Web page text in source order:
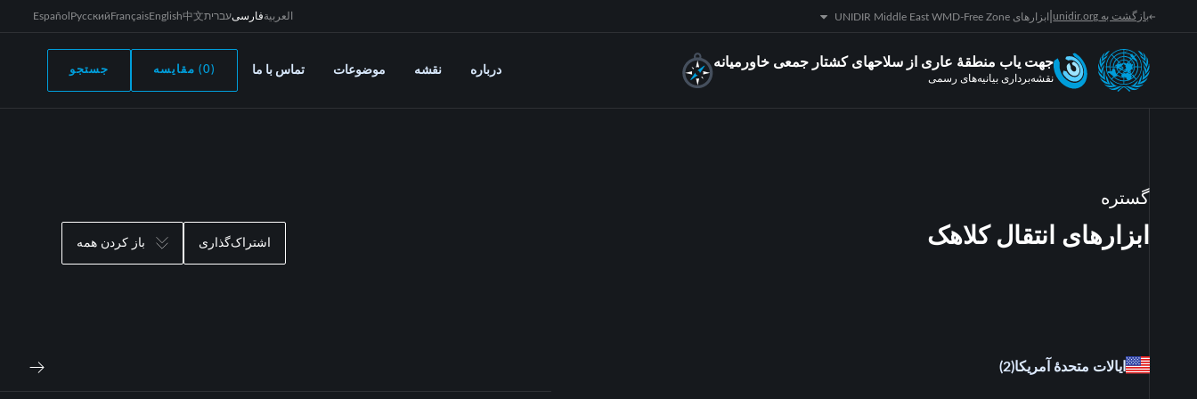
بازگشت به unidir.org | ابزارهای UNIDIR Middle East WMD-Free Zone العربيةفارسیעברית中文
English
Français
Русский
Español
جهت یاب منطقۀ عاری از سلاحهای کشتار جمعی خاورمیانه
نقشه‌برداری بیانیه‌های رسمی
درباره نقشه موضوعات تماس با ما (0) مقایسه جستجو
گستره
ابزارهای انتقال کلاهک اشتراک‌گذاری باز کردن همه
ایالات متحدۀ آمریکا(2)